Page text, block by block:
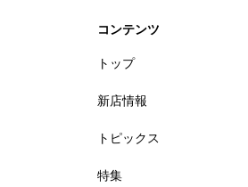
コンテンツ
トップ
新店情報
トピックス
特集